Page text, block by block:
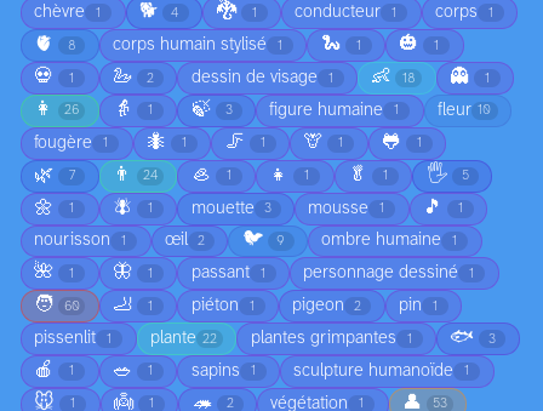
chèvre 1 🐕 4 🐉 1 conducteur 1 corps 1
🫀 8 corps humain stylisé 1 🐍 1 🎃 1
💀 1 🦢 2 dessin de visage 1 👶 18 👻 1
👩 26 👵 1 🍃 3 figure humaine 1 fleur 10
fougère 1 🐜 1 🦵 1 🦒 1 🐸 1
🌿 7 👨 24 🦪 1 👧 1 🥬 1 🖐️ 5
🌼 1 🪰 1 mouette 3 mousse 1 🎵 1
nourisson 1 œil 2 🐦 9 ombre humaine 1
🌺 1 🦋 1 passant 1 personnage dessiné 1
🧑 60 🦶 1 piéton 1 pigeon 2 pin 1
pissenlit 1 plante 22 plantes grimpantes 1 🐟 3
🍎 1 🥗 1 sapins 1 sculpture humanoïde 1
🐭 1 👼 1 🦔 2 végétation 1 👤 53